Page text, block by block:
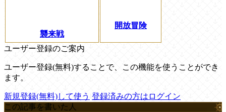
襲来戦
開放冒険
ユーザー登録のご案内
ユーザー登録(無料)することで、この機能を使うことができ
ます。
新規登録(無料)して使う 登録済みの方はログイン
この記事を書いた人